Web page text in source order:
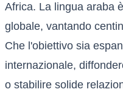
Africa. La lingua araba
globale, vantando
Che l'obiettivo sia
internazionale,
o stabilire solide